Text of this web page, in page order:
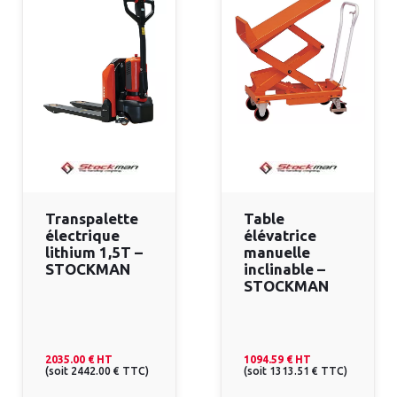
Transpalette
électrique
lithium 1,5T –
STOCKMAN
2035.00 € HT
(soit 2442.00 € TTC)
Table
élévatrice
manuelle
inclinable –
STOCKMAN
1094.59 € HT
(soit 1313.51 € TTC)